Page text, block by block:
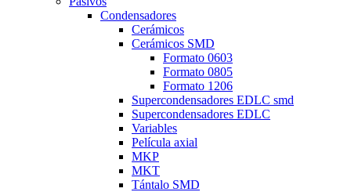
Condensadores
Cerámicos
Cerámicos SMD
Formato 0603
Formato 0805
Formato 1206
Supercondensadores EDLC smd
Supercondensadores EDLC
Variables
Película axial
MKP
MKT
Tántalo SMD